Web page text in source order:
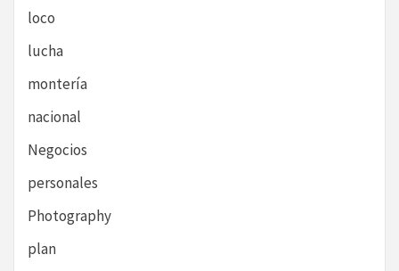
loco
lucha
montería
nacional
Negocios
personales
Photography
plan